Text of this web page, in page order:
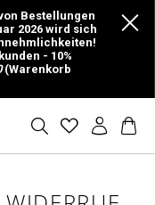
Bestellungen
2026 wird sich
- 10%
(Warenkorb